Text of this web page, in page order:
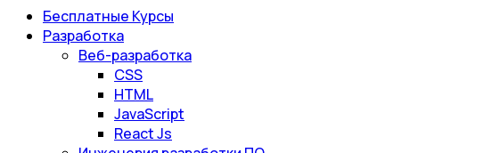
Бесплатные Курсы
Разработка
Веб-разработка
CSS
HTML
JavaScript
React Js